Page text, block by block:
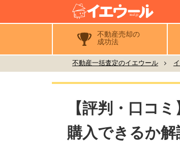
不動産売却の
成功法
不動産一括査定のイエウール
【評判・口コ
購入できるか解